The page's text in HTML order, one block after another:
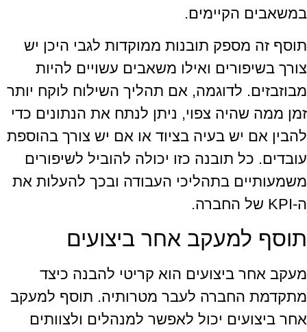
במשאבים הקיימים.
תוסף זה מספק תובנות ממוקדות לגבי היכן יש
צורך בשיפורים ואילו משאבים עשויים להיות
מבוזבזים. לדוגמה, אם תהליך השילוח לוקח יותר
זמן ממה שהיה צפוי, ניתן לנתח את הנתונים כדי
להבין אם יש בעיה בציוד או אם יש צורך בהוספת
עובדים. כל תובנה כזו יכולה להוביל לשיפורים
משמעותיים בתהליכי העבודה ובכך להעלות את
ה-KPI של החברה.
תוסף למעקב אחר ביצועים
מעקב אחר ביצועים הוא קריטי להבנה כיצד
מתקדמת החברה לעבר מטרותיה. תוסף למעקב
אחר ביצועים יכול לאפשר למנהלים ולצוותים